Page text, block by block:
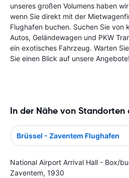
unseres großen Volumens haben
wenn Sie direkt mit der
Flughafen buchen. Suchen Sie von
Autos, Geländewagen und PKW
ein exotisches Fahrzeug. Warten
Sie einen Blick auf unsere Angebote!
In der Nähe von Standorten
Brüssel - Zaventem Flughafen
National Airport Arrival Hall - Box/
Zaventem, 1930